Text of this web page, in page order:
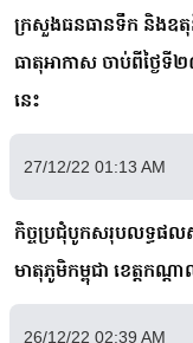
ក្រសួងធនធានទឹក និងឧ
ធាតុអាកាស ចាប់ពីថ្ងៃទី
នេះ
27/12/22 01:13 AM
កិច្ចប្រជុំបូកសរុបលទ្ធផល
មាតុភូមិកម្ពុជា ខេត្តកណ្
26/12/22 02:39 AM